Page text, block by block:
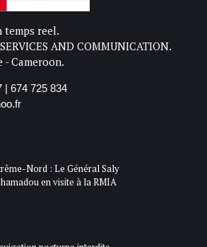
temps reel.
AND COMMUNICATION.
- Cameroon.
| 674 725 834
Nord : Le Général Saly
en visite à la RMIA